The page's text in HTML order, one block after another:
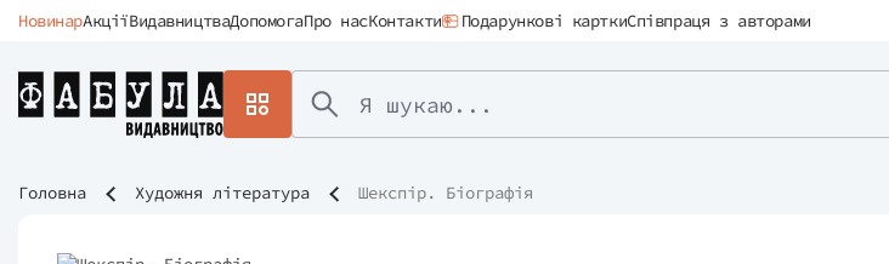
НовинарАкціїВидавництваДопомогаПро насКонтакти Подарункові карткиСпівпраця з авторами
Головна Художня література Шекспір. Біографія